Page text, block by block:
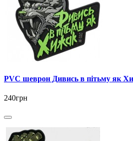
PVC шеврон Дивись в пітьму як
240грн